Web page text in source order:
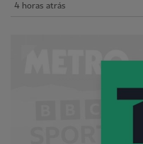
4 horas atrás